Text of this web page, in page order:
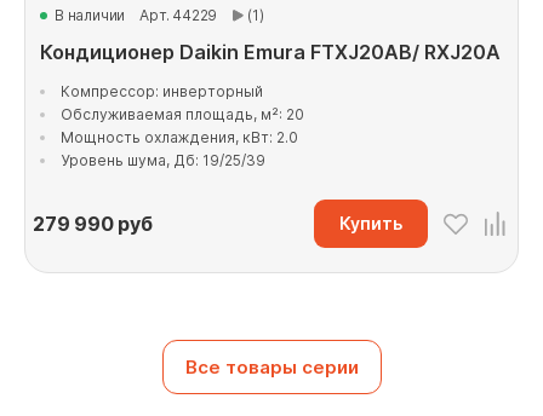
В наличии Арт. 44229 (1)
Кондиционер Daikin Emura FTXJ20AB/ RXJ20A
Компрессор: инверторный
Обслуживаемая площадь, м²: 20
Мощность охлаждения, кВт: 2.0
Уровень шума, Дб: 19/25/39
279 990руб Купить
Все товары серии